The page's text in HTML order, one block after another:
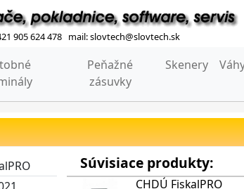
905 624 478 mail: slovtech@slovtech.sk
Peňažné
zásuvky
Skenery
Súvisiace produkty:
CHDÚ FiskalPRO